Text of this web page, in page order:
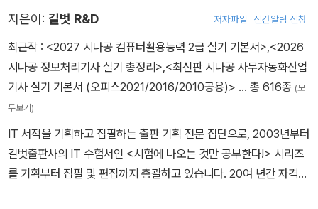
지은이: 길벗 R&D 저자파일 신간알림 신청
최근작 : <2027 시나공 컴퓨터활용능력 2급 실기 기본서>,<2026
시나공 정보처리기사 실기 총정리>,<최신판 시나공 사무자동화산업
기사 실기 기본서 (오피스2021/2016/2010공용)> … 총 616종 (모
두보기)
IT 서적을 기획하고 집필하는 출판 기획 전문 집단으로, 2003년부터
길벗출판사의 IT 수험서인 <시험에 나오는 것만 공부한다!> 시리즈
를 기획부터 집필 및 편집까지 총괄하고 있습니다. 20여 년간 자격증